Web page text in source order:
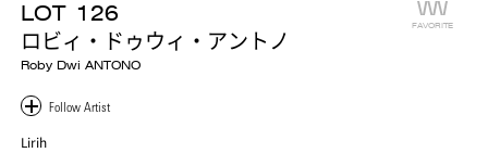
LOT 126
ロビィ・ドゥウィ・アントノ
Roby Dwi ANTONO
FAVORITE
Lirih